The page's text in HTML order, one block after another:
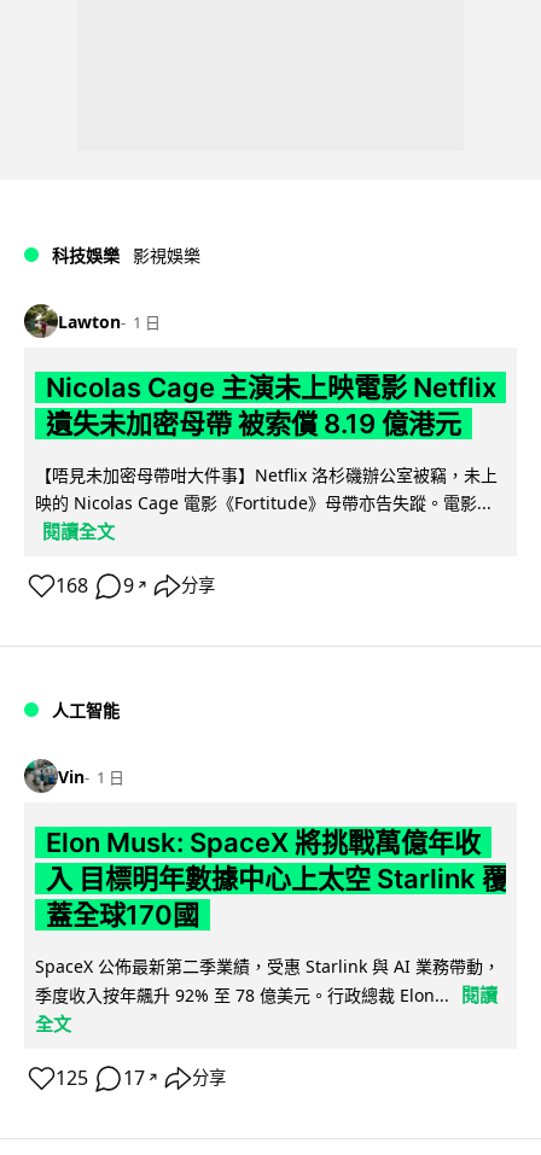
科技娛樂 影視娛樂
Lawton 1 日
Nicolas Cage 主演未上映電影 Netflix
遺失未加密母帶 被索償 8.19 億港元
【唔見未加密母帶咁大件事】Netflix 洛杉磯辦公室被竊，未上
映的 Nicolas Cage 電影《Fortitude》母帶亦告失蹤。電影...
閱讀全文
168 9 ↗ 分享
人工智能
Vin 1 日
Elon Musk: SpaceX 將挑戰萬億年收
入 目標明年數據中心上太空 Starlink 覆
蓋全球170國
SpaceX 公佈最新第二季業績，受惠 Starlink 與 AI 業務帶動，
季度收入按年飆升 92% 至 78 億美元。行政總裁 Elon...
閱讀
全文
125 17 ↗ 分享